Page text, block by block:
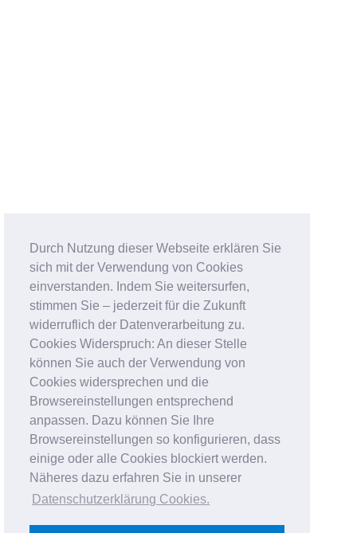
Durch Nutzung dieser Webseite erklären Sie
sich mit der Verwendung von Cookies
einverstanden. Indem Sie weitersurfen,
stimmen Sie – jederzeit für die Zukunft
widerruflich der Datenverarbeitung zu.
Cookies Widerspruch: An dieser Stelle
können Sie auch der Verwendung von
Cookies widersprechen und die
Browsereinstellungen entsprechend
anpassen. Dazu können Sie Ihre
Browsereinstellungen so konfigurieren, dass
einige oder alle Cookies blockiert werden.
Näheres dazu erfahren Sie in unserer
Datenschutzerklärung Cookies.